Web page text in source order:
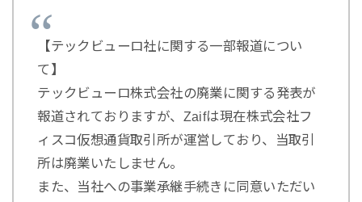
【テックビューロ社に関する一部報道につい
て】
テックビューロ株式会社の廃業に関する発表が
報道されておりますが、Zaifは現在株式会社フ
ィスコ仮想通貨取引所が運営しており、当取引
所は廃業いたしません。
また、当社への事業承継手続きに同意いただい